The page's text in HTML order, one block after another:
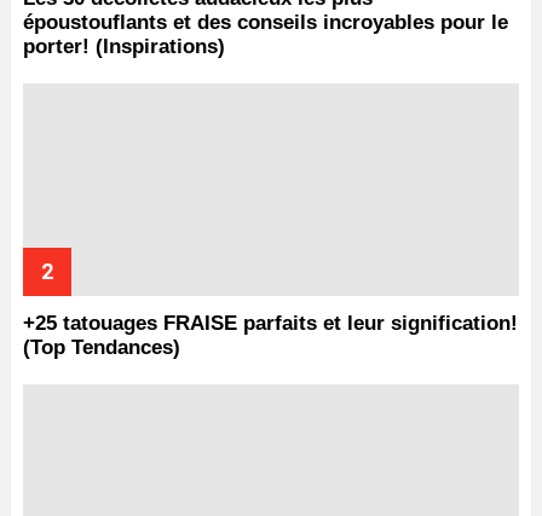
époustouflants et des conseils incroyables pour le
porter! (Inspirations)
+25 tatouages ​​FRAISE parfaits et leur signification!
(Top Tendances)